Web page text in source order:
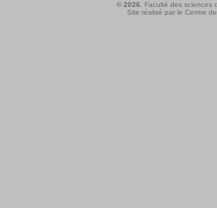
© 2026.
Faculté des sciences
Site réalisé par le Centre